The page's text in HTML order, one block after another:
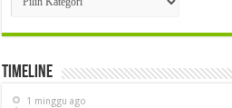
Timeline
1 minggu ago